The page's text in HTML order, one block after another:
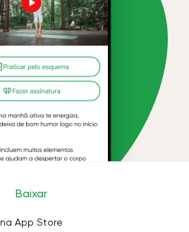
Baixar
na App Store